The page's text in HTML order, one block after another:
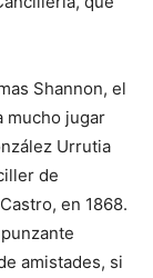
Shannon, el
mucho jugar
Urrutia
de
en 1868.
amistades, si